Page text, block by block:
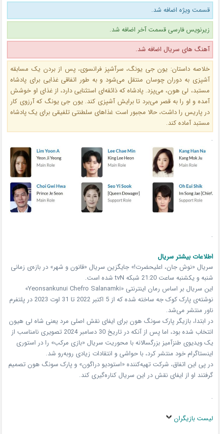
قسمت ویژه اضافه شد.
زیرنویس فارسی قسمت آخر اضافه شد.
آهنگ های سریال اضافه شد.
خلاصه داستان: یون جی یونگ، سرآشپز فرانسوی، پس از بردن یک مسابقه
آشپزی به دوران چوسان منتقل می‌شود و به طور اتفاقی غذایی برای پادشاه
مستبد، لی هون، می‌پزد. پادشاه که ذائقه‌ای استثنایی دارد، از غذای او خوشش
آمده و او را به قصر می‌برد تا برایش آشپزی کند. یون جی یونگ که آرزوی کار
در پاریس را داشت، حالا مجبور است غذاهای سلطنتی تلفیقی برای یک پادشاه
مستبد آماده کند.
.
.
اطلاعات بیشتر سریال
سریال «نوش جان، اعلیحضرت!» جایگزین سریال «قانون و شهر» در بازه‌ی زمانی
شنبه و یکشنبه ساعت 21:20 شبکه tvN شده است.
این سریال بر اساس رمان اینترنتی «Yeonsankunui Chefro Salanamki»
نوشته‌ی پارک کوک جه ساخته شده که از 5 اکتبر 2022 تا 31 اوت 2023 در پلتفرم
ناور منتشر می‌شد.
در ابتدا، بازیگر پارک سونگ هون برای ایفای نقش اصلی مرد یعنی شاه لی هیون
انتخاب شده بود، اما پس از آنکه در تاریخ 30 دسامبر 2024 تصویری نامناسب از
یک ویدیوی طنزآمیز بزرگسالانه با محوریت سریال «بازی مرکب» را در استوری
اینستاگرام خود منتشر کرد، با حواشی و انتقادات زیادی روبه‌رو شد.
در پی این اتفاق، شرکت تهیه‌کننده «استودیو دراگون» و پارک سونگ هون تصمیم
گرفتند او از ایفای نقش در این سریال کناره‌گیری کند.
.
لیست بازیگران